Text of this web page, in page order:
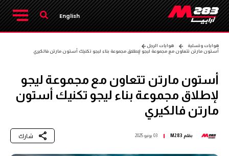
English
هوايات وتسلية
هوايات الرجل
أستون مارتن تتعاون مع مجموعة ليجو لإطلاق مجموعة بناء ليجو تكنيك أستون مارتن فالكيري
أستون مارتن تتعاون مع مجموعة ليجو
لإطلاق مجموعة بناء ليجو تكنيك أستون
مارتن فالكيري
بقلم M283 03 يونيو 2025 شارك